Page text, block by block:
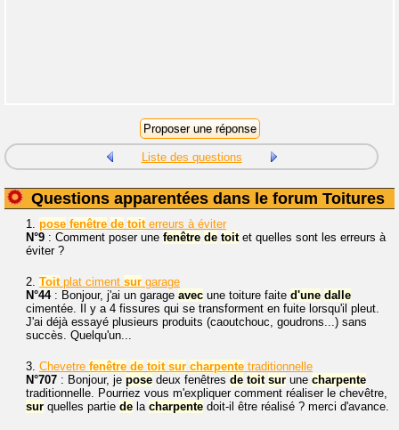
Liste des questions
Questions apparentées dans le forum Toitures
1. pose fenêtre de toiterreurs à éviter
N°9 : Comment poser une fenêtre de toitet quelles sont les erreurs à
éviter ?
2. Toitplat ciment sur garage
N°44: Bonjour, j'ai un garage avec une toiture faite d'une dalle
cimentée. Il y a 4 fissures qui se transforment en fuite lorsqu'il pleut.
J'ai déjà essayé plusieurs produits (caoutchouc, goudrons...) sans
succès. Quelqu'un...
3. Chevetre fenêtre de toit sur charpente traditionnelle
N°707 : Bonjour, je pose deux fenêtres de toit sur une charpente
traditionnelle. Pourriez vous m'expliquer comment réaliser le chevêtre,
sur quelles partie de la charpente doit-il être réalisé ? merci d'avance.